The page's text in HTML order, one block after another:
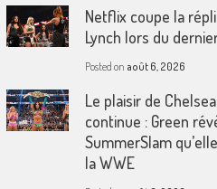
Netflix coupe la
Lynch lors du
Posted on août 6, 2026
Le plaisir de
continue : Green
SummerSlam
la WWE